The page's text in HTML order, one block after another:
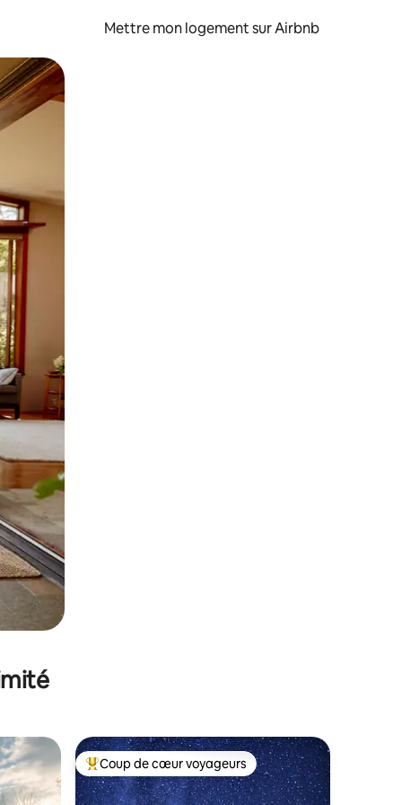
Mettre mon logement sur Airbnb
glisser.
Coups de cœur voyageurs les plus appréciés
Coup de cœur voyageurs